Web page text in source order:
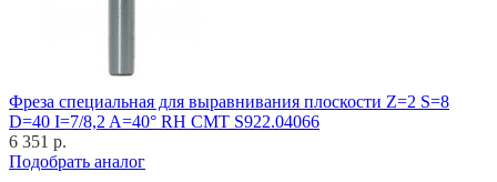
Фреза специальная для выравнивания плоскости Z=2 S=8
D=40 I=7/8,2 A=40° RH CMT S922.04066
6 351 р.
Подобрать аналог